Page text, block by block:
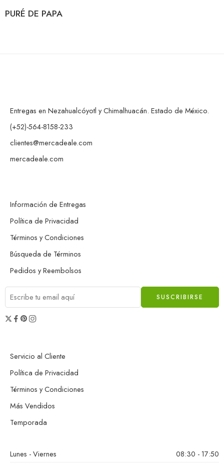
PURÉ DE PAPA
Entregas en Nezahualcóyotl y Chimalhuacán. Estado de México.
(+52)-564-8158-233
clientes@mercadeale.com
mercadeale.com
Información de Entregas
Política de Privacidad
Términos y Condiciones
Búsqueda de Términos
Pedidos y Reembolsos
Servicio al Cliente
Política de Privacidad
Términos y Condiciones
Más Vendidos
Temporada
Lunes - Viernes 08:30 - 17:50